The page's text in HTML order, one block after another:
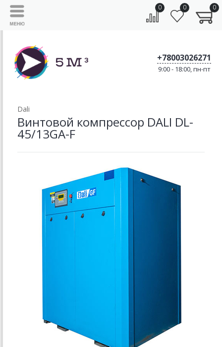
0 0 0
+78003026271
9:00 - 18:00, пн-пт
Dali
Винтовой компрессор DALI DL-
45/13GA-F